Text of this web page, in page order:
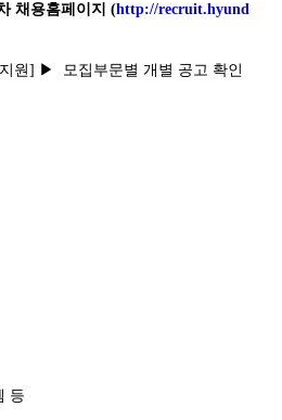
채용홈페이지 (http://recruit.hyund
원] ▶
모집부문별 개별 공고 확인
등